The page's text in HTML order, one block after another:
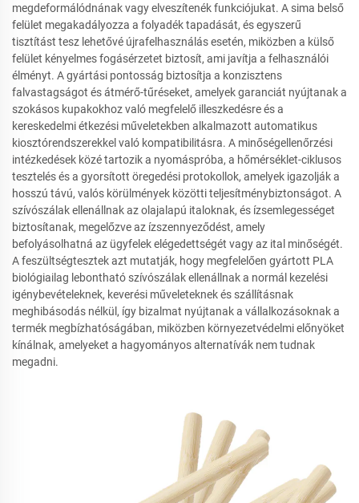
megdeformálódnának vagy elveszítenék funkciójukat. A sima belső
felület megakadályozza a folyadék tapadását, és egyszerű
tisztítást tesz lehetővé újrafelhasználás esetén, miközben a külső
felület kényelmes fogásérzetet biztosít, ami javítja a felhasználói
élményt. A gyártási pontosság biztosítja a konzisztens
falvastagságot és átmérő-tűréseket, amelyek garanciát nyújtanak a
szokásos kupakokhoz való megfelelő illeszkedésre és a
kereskedelmi étkezési műveletekben alkalmazott automatikus
kiosztórendszerekkel való kompatibilitásra. A minőségellenőrzési
intézkedések közé tartozik a nyomáspróba, a hőmérséklet-ciklusos
tesztelés és a gyorsított öregedési protokollok, amelyek igazolják a
hosszú távú, valós körülmények közötti teljesítménybiztonságot. A
szívószálak ellenállnak az olajalapú italoknak, és ízsemlegességet
biztosítanak, megelőzve az ízszennyeződést, amely
befolyásolhatná az ügyfelek elégedettségét vagy az ital minőségét.
A feszültségtesztek azt mutatják, hogy megfelelően gyártott PLA
biológiailag lebontható szívószálak ellenállnak a normál kezelési
igénybevételeknek, keverési műveleteknek és szállításnak
meghibásodás nélkül, így bizalmat nyújtanak a vállalkozásoknak a
termék megbízhatóságában, miközben környezetvédelmi előnyöket
kínálnak, amelyeket a hagyományos alternatívák nem tudnak
megadni.